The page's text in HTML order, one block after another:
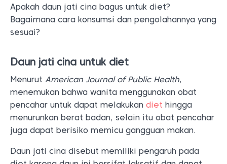
Apakah daun jati cina bagus untuk diet?
Bagaimana cara konsumsi dan pengolahannya yang
sesuai?
Daun jati cina untuk diet
Menurut American Journal of Public Health,
menemukan bahwa wanita menggunakan obat
pencahar untuk dapat melakukan diet hingga
menurunkan berat badan, selain itu obat pencahar
juga dapat berisiko memicu gangguan makan.
Daun jati cina disebut memiliki pengaruh pada